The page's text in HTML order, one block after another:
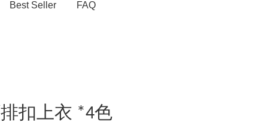
Best Seller FAQ
扣上衣 *4色